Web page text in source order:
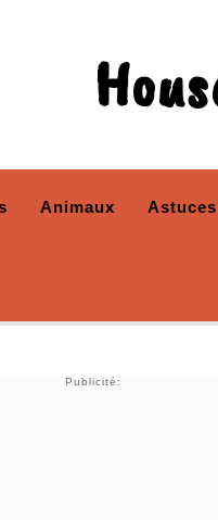
Animaux
Publicité: